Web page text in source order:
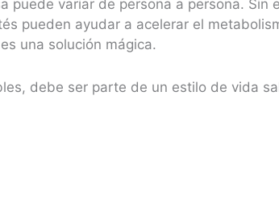
puede variar de persona a persona. Sin
pueden ayudar a acelerar el
una solución mágica.
debe ser parte de un estilo de vida